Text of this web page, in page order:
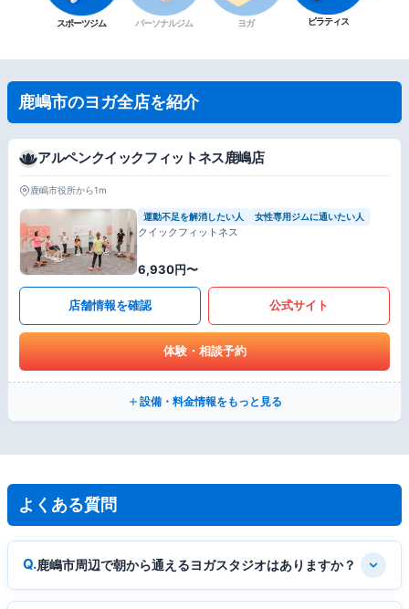
スポーツジム パーソナルジム ヨガ ピラティス
鹿嶋市のヨガ全店を紹介
アルペンクイックフィットネス鹿嶋店
鹿嶋市役所から1m
運動不足を解消したい人 女性専用ジムに通いたい人
クイックフィットネス
6,930円〜
店舗情報を確認 公式サイト
体験・相談予約
設備・料金情報をもっと見る
よくある質問
鹿嶋市周辺で朝から通えるヨガスタジオはありますか？